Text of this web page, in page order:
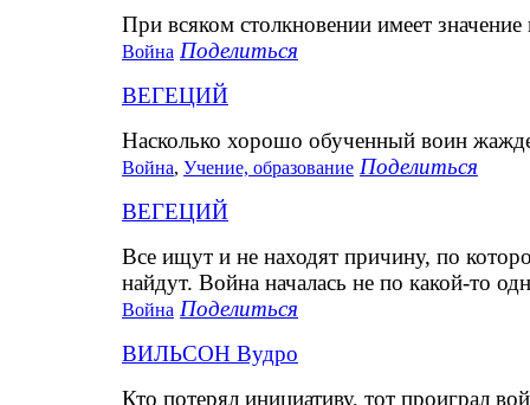
При всяком столкновении имеет
Война Поделиться
ВЕГЕЦИЙ
Насколько хорошо обученный воин
Война, Учение, образование Поделиться
ВЕГЕЦИЙ
Все ищут и не находят причину, по
найдут. Война началась не по какой-то
Война Поделиться
ВИЛЬСОН Вудро
Кто потерял инициативу, тот проиграл